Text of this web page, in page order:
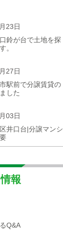
23日
鈴が台で土地を探
。
27日
駅前で分譲賃貸の
した
03日
井口台|分譲マンシ
せる一戸建て（売
募集しています！
10日
|井口エリアの小中
報
Q&A